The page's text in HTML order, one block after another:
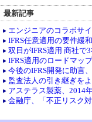
最新記事
エンジニアのコラボサ
IFRS任意適用の要件緩
双日がIFRS適用 商社で3
IFRS適用のロードマッ
今後のIFRS開発に助言
監査法人の引き継ぎを
アステラス製薬、2014
金融庁、「不正リスク